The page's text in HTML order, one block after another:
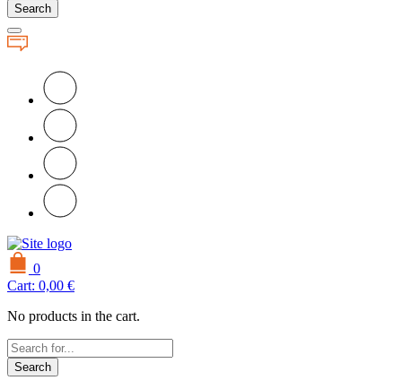
Search
0
Cart: 0,00 €
No products in the cart.
Search